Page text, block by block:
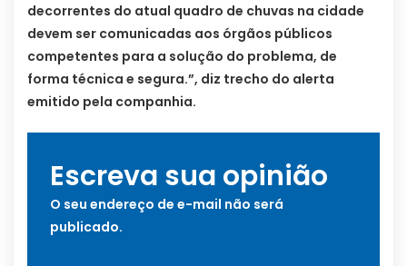
decorrentes do atual quadro de chuvas na cidade
devem ser comunicadas aos órgãos públicos
competentes para a solução do problema, de
forma técnica e segura.”, diz trecho do alerta
emitido pela companhia.
Escreva sua opinião
O seu endereço de e-mail não será
publicado.